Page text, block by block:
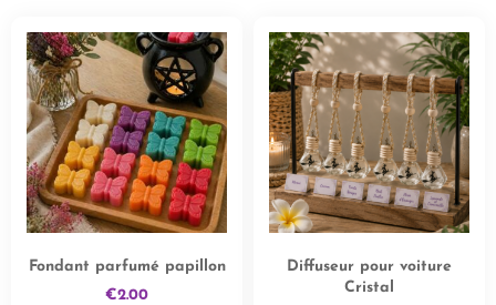
Fondant parfumé papillon
€2.00
Diffuseur pour voiture
Cristal